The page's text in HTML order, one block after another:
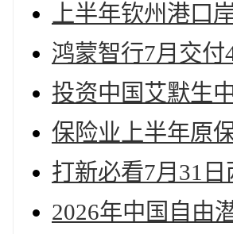
上半年钦州港口
鸿蒙智行7月交付
投资中国艾默生
保险业上半年原
打新必看7月31
2026年中国自由